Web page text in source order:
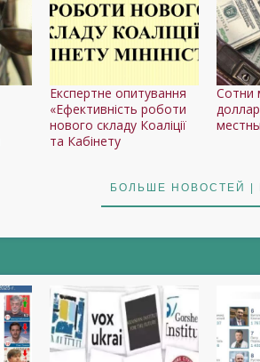
Експертне опитування
«Ефективність роботи
нового складу Коаліції
та Кабінету
Сотни
БОЛЬШЕ НОВОСТЕЙ |